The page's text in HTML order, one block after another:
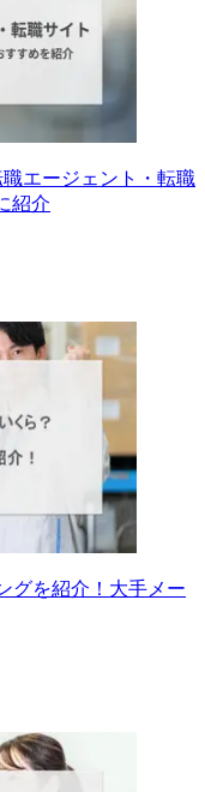
職エージェント・転職
紹介
グを紹介！大手メー